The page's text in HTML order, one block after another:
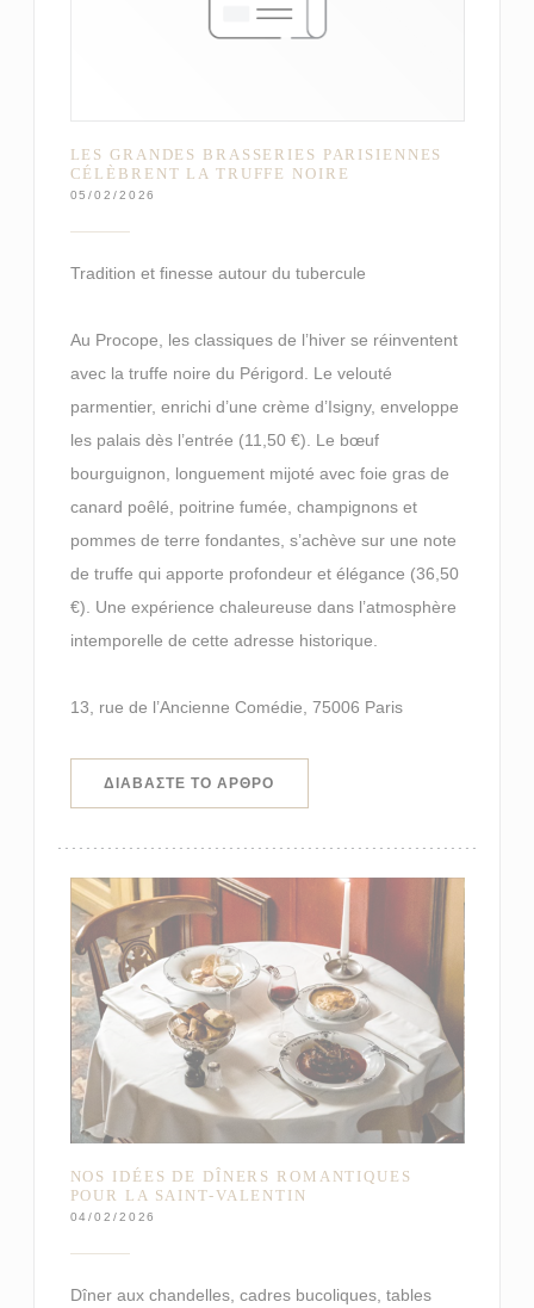
LES GRANDES BRASSERIES PARISIENNES
CÉLÈBRENT LA TRUFFE NOIRE
05/02/2026
Tradition et finesse autour du tubercule
Au Procope, les classiques de l’hiver se réinventent
avec la truffe noire du Périgord. Le velouté
parmentier, enrichi d’une crème d’Isigny, enveloppe
les palais dès l’entrée (11,50 €). Le bœuf
bourguignon, longuement mijoté avec foie gras de
canard poêlé, poitrine fumée, champignons et
pommes de terre fondantes, s’achève sur une note
de truffe qui apporte profondeur et élégance (36,50
€). Une expérience chaleureuse dans l’atmosphère
intemporelle de cette adresse historique.
13, rue de l’Ancienne Comédie, 75006 Paris
ΔΙΑΒΆΣΤΕ ΤΟ ΆΡΘΡΟ
NOS IDÉES DE DÎNERS ROMANTIQUES
POUR LA SAINT-VALENTIN
04/02/2026
Dîner aux chandelles, cadres bucoliques, tables